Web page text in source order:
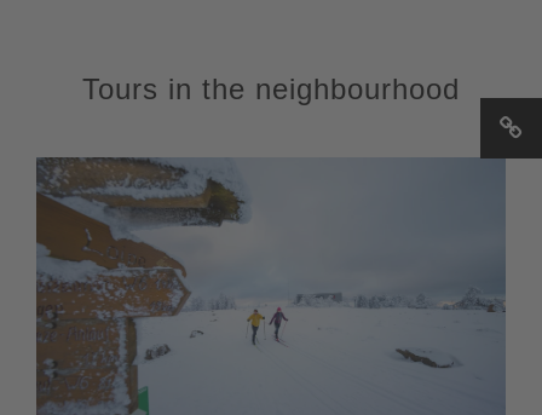
Tours in the neighbourhood